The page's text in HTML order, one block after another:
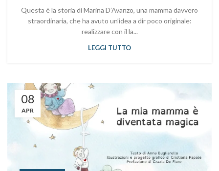
Questa è la storia di Marina D’Avanzo, una mamma davvero
straordinaria, che ha avuto un’idea a dir poco originale:
realizzare con il la...
LEGGI TUTTO
08
APR